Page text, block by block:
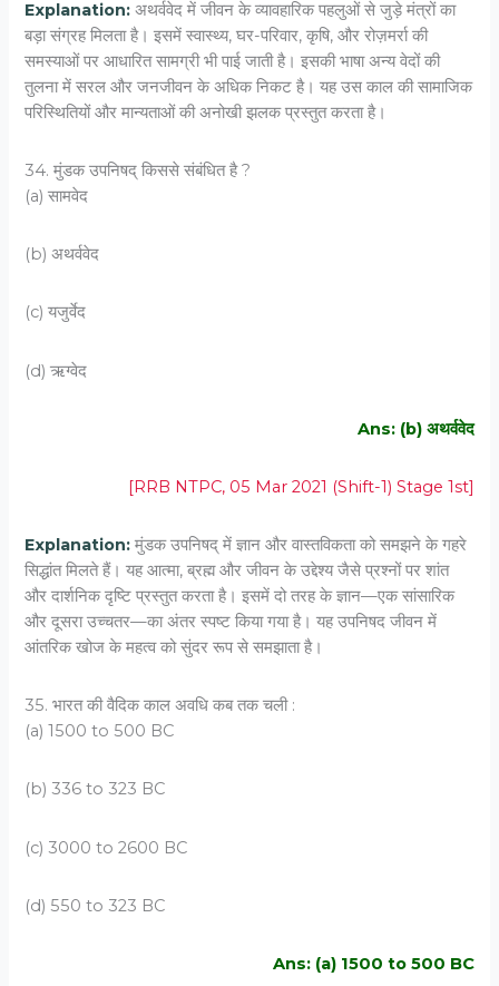
Explanation:अथर्ववेद में जीवन के व्यावहारिक पहलुओं से जुड़े मंत्रों का
बड़ा संग्रह मिलता है। इसमें स्वास्थ्य, घर-परिवार, कृषि, और रोज़मर्रा की
समस्याओं पर आधारित सामग्री भी पाई जाती है। इसकी भाषा अन्य वेदों की
तुलना में सरल और जनजीवन के अधिक निकट है। यह उस काल की सामाजिक
परिस्थितियों और मान्यताओं की अनोखी झलक प्रस्तुत करता है।
34. मुंडक उपनिषद् किससे संबंधित है ?
(a) सामवेद
(b) अथर्ववेद
(c) यजुर्वेद
(d) ऋग्वेद
Ans: (b) अथर्ववेद
[RRB NTPC, 05 Mar 2021 (Shift-1) Stage 1st]
Explanation:मुंडक उपनिषद् में ज्ञान और वास्तविकता को समझने के गहरे
सिद्धांत मिलते हैं। यह आत्मा, ब्रह्म और जीवन के उद्देश्य जैसे प्रश्नों पर शांत
और दार्शनिक दृष्टि प्रस्तुत करता है। इसमें दो तरह के ज्ञान—एक सांसारिक
और दूसरा उच्चतर—का अंतर स्पष्ट किया गया है। यह उपनिषद जीवन में
आंतरिक खोज के महत्व को सुंदर रूप से समझाता है।
35. भारत की वैदिक काल अवधि कब तक चली :
(a) 1500 to 500 BC
(b) 336 to 323 BC
(c) 3000 to 2600 BC
(d) 550 to 323 BC
Ans: (a) 1500 to 500 BC